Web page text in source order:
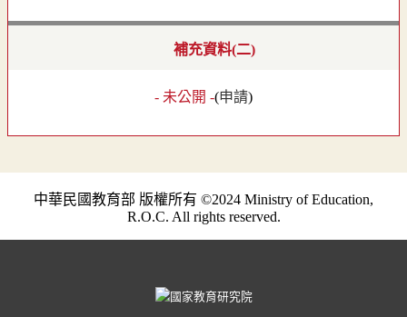
補充資料(二)
- 未公開 -(申請)
中華民國教育部 版權所有 ©2024 Ministry of Education,
R.O.C. All rights reserved.